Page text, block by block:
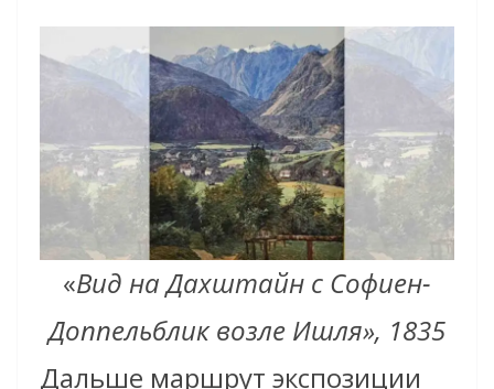
«Вид на Дахштайн с Софиен-
Доппельблик возле Ишля», 1835
Дальше маршрут экспозиции